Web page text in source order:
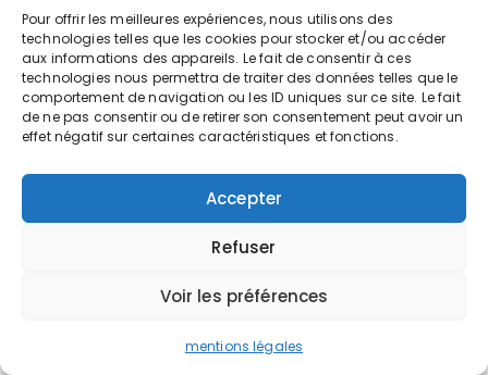
Pour offrir les meilleures expériences, nous utilisons des
technologies telles que les cookies pour stocker et/ou accéder
aux informations des appareils. Le fait de consentir à ces
technologies nous permettra de traiter des données telles que le
comportement de navigation ou les ID uniques sur ce site. Le fait
de ne pas consentir ou de retirer son consentement peut avoir un
effet négatif sur certaines caractéristiques et fonctions.
Accepter
Refuser
Voir les préférences
mentions légales
(VUL)
PAR EXPERT-COMPTABLE VALOXY
Le barème kilométrique
PAREXPERT-COMPTABLE VALOXY
La déclaration d’impôts
2026
PAREXPERT-COMPTABLE VALOXY